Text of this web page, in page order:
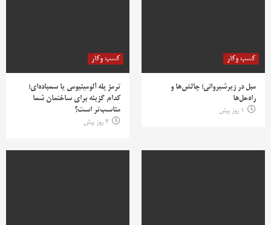
کسب وکار
مبل در زیرشیروانی؛ چالش‌ها و
راه‌حل‌ها
1 روز پیش
کسب وکار
ترمز پله آلومینیومی یا سمباده‌ای؛
کدام گزینه برای ساختمان شما
مناسب‌تر است؟
2 روز پیش